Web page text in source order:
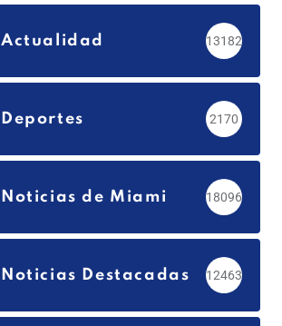
Actualidad 13182
Deportes 2170
Noticias de Miami 18096
Noticias Destacadas 12463